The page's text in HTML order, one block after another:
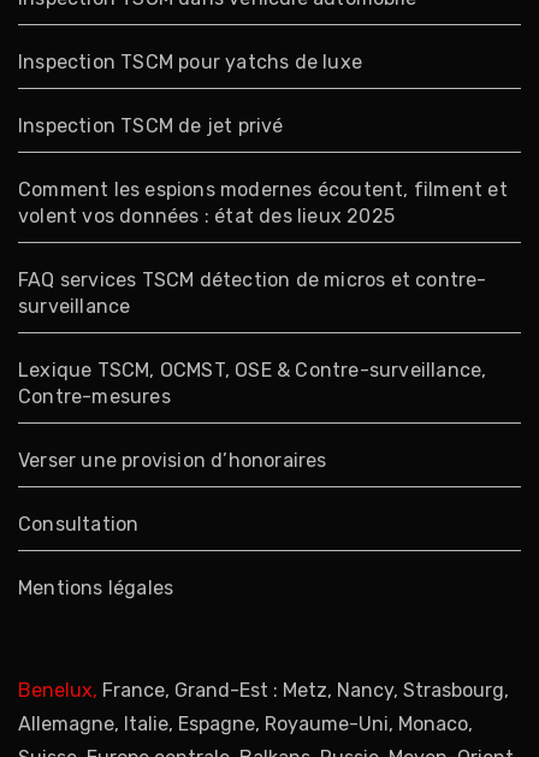
Inspection TSCM pour yatchs de luxe
Inspection TSCM de jet privé
Comment les espions modernes écoutent, filment et
volent vos données : état des lieux 2025
FAQ services TSCM détection de micros et contre-
surveillance
Lexique TSCM, OCMST, OSE & Contre-surveillance,
Contre-mesures
Verser une provision d’honoraires
Consultation
Mentions légales
Benelux, France, Grand-Est : Metz, Nancy, Strasbourg,
Allemagne, Italie, Espagne, Royaume-Uni, Monaco,